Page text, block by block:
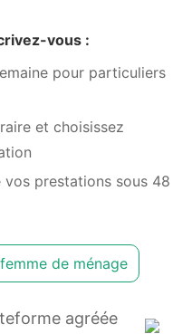
vous :
pour particuliers
et choisissez
vos prestations sous 48
de ménage
agréée